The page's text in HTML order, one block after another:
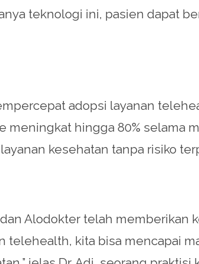
teknologi ini, pasien dapat
adopsi layanan
hingga 80% selama
kesehatan tanpa risiko
Alodokter telah memberikan
telehealth, kita bisa mencapai